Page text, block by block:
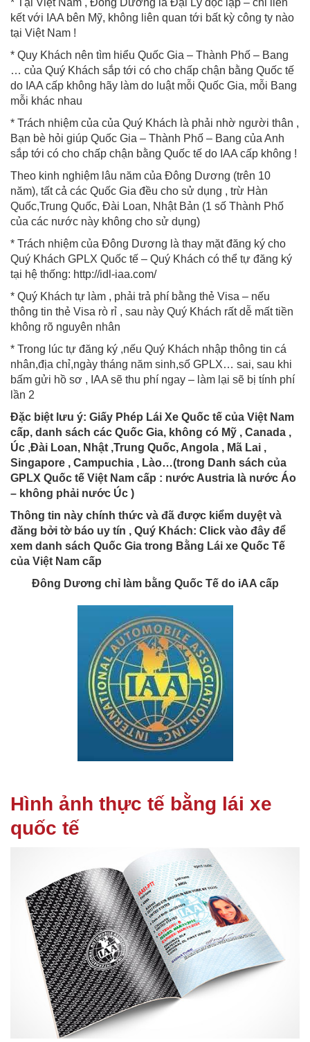
kết với IAA bên Mỹ, không liên quan tới bất kỳ công ty nào
tại Việt Nam !
* Quy Khách nên tìm hiểu Quốc Gia – Thành Phố – Bang
… của Quý Khách sắp tới có cho chấp chận bằng Quốc tế
do IAA cấp không hãy làm do luật mỗi Quốc Gia, mỗi Bang
mỗi khác nhau
* Trách nhiệm của của Quý Khách là phải nhờ người thân ,
Bạn bè hỏi giúp Quốc Gia – Thành Phố – Bang của Anh
sắp tới có cho chấp chận bằng Quốc tế do IAA cấp không !
Theo kinh nghiệm lâu năm của Đông Dương (trên 10
năm), tất cả các Quốc Gia đều cho sử dụng , trừ Hàn
Quốc,Trung Quốc, Đài Loan, Nhật Bản (1 số Thành Phố
của các nước này không cho sử dụng)
* Trách nhiệm của Đông Dương là thay mặt đăng ký cho
Quý Khách GPLX Quốc tế – Quý Khách có thể tự đăng ký
tại hệ thống: http://idl-iaa.com/
* Quý Khách tự làm , phải trả phí bằng thẻ Visa – nếu
thông tin thẻ Visa rò rỉ , sau này Quý Khách rất dễ mất tiền
không rõ nguyên nhân
* Trong lúc tự đăng ký ,nếu Quý Khách nhập thông tin cá
nhân,địa chỉ,ngày tháng năm sinh,số GPLX… sai, sau khi
bấm gửi hồ sơ , IAA sẽ thu phí ngay – làm lại sẽ bị tính phí
lần 2
Đặc biệt lưu ý: Giấy Phép Lái Xe Quốc tế của Việt Nam
cấp, danh sách các Quốc Gia, không có Mỹ , Canada ,
Úc ,Đài Loan, Nhật ,Trung Quốc, Angola , Mã Lai ,
Singapore , Campuchia , Lào…(trong Danh sách của
GPLX Quốc tế Việt Nam cấp : nước Austria là nước Áo
– không phải nước Úc )
Thông tin này chính thức và đã được kiểm duyệt và
đăng bởi tờ báo uy tín , Quý Khách: Click vào đây để
xem danh sách Quốc Gia trong Bằng Lái xe Quốc Tế
của Việt Nam cấp
Đông Dương chỉ làm bằng Quốc Tế do iAA cấp
Hình ảnh thực tế bằng lái xe
quốc tế